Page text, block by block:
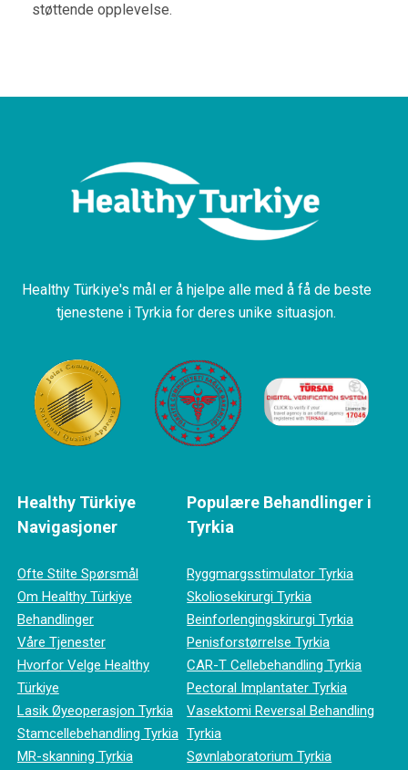
støttende opplevelse.
Healthy Türkiye's mål er å hjelpe alle med å få de beste
tjenestene i Tyrkia for deres unike situasjon.
Healthy Türkiye
Navigasjoner
Ofte Stilte Spørsmål
Om Healthy Türkiye
Behandlinger
Våre Tjenester
Hvorfor Velge Healthy
Türkiye
Lasik Øyeoperasjon Tyrkia
Stamcellebehandling Tyrkia
MR-skanning Tyrkia
Populære Behandlinger i
Tyrkia
Ryggmargsstimulator Tyrkia
Skoliosekirurgi Tyrkia
Beinforlengingskirurgi Tyrkia
Penisforstørrelse Tyrkia
CAR-T Cellebehandling Tyrkia
Pectoral Implantater Tyrkia
Vasektomi Reversal Behandling
Tyrkia
Søvnlaboratorium Tyrkia